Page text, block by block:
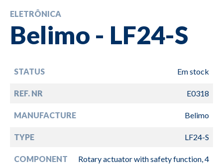
ELETRÔNICA
Belimo - LF24-S
STATUS Em stock
REF. NR E0318
MANUFACTURE Belimo
TYPE LF24-S
COMPONENT
Rotary actuator with safety function, 4